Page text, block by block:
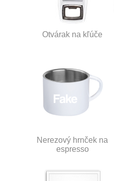
Otvárak na kľúče
Nerezový hrnček na
espresso